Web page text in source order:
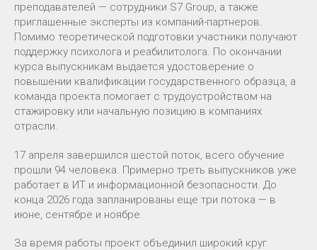
преподавателей — сотрудники S7 Group, а также
приглашенные эксперты из компаний-партнеров.
Помимо теоретической подготовки участники получают
поддержку психолога и реабилитолога. По окончании
курса выпускникам выдается удостоверение о
повышении квалификации государственного образца, а
команда проекта помогает с трудоустройством на
стажировку или начальную позицию в компаниях
отрасли.
17 апреля завершился шестой поток, всего обучение
прошли 94 человека. Примерно треть выпускников уже
работает в ИТ и информационной безопасности. До
конца 2026 года запланированы еще три потока — в
июне, сентябре и ноябре.
За время работы проект объединил широкий круг